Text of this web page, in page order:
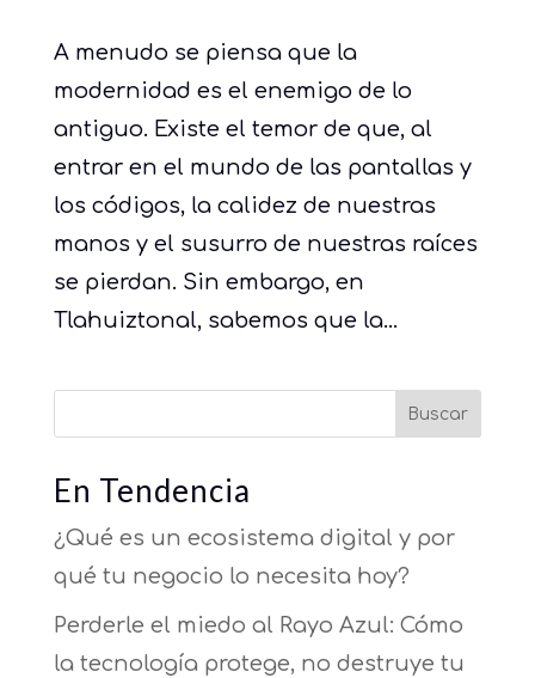
A menudo se piensa que la
modernidad es el enemigo de lo
antiguo. Existe el temor de que, al
entrar en el mundo de las pantallas y
los códigos, la calidez de nuestras
manos y el susurro de nuestras raíces
se pierdan. Sin embargo, en
Tlahuiztonal, sabemos que la...
Buscar
En Tendencia
¿Qué es un ecosistema digital y por
qué tu negocio lo necesita hoy?
Perderle el miedo al Rayo Azul: Cómo
la tecnología protege, no destruye tu